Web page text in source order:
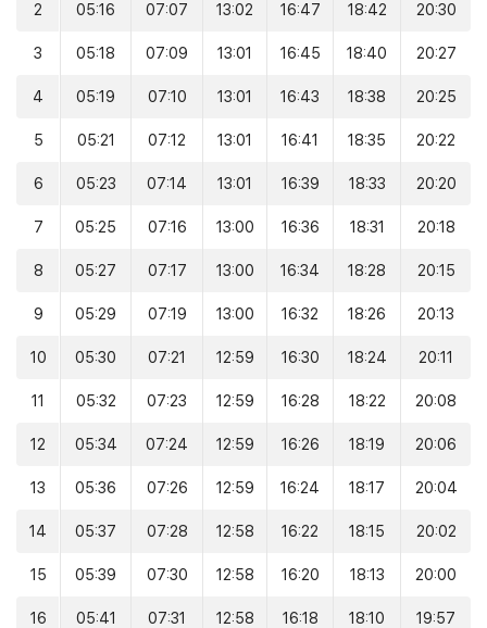
2 05:16 07:07 13:02 16:47 18:42 20:30
3 05:18 07:09 13:01 16:45 18:40 20:27
4 05:19 07:10 13:01 16:43 18:38 20:25
5 05:21 07:12 13:01 16:41 18:35 20:22
6 05:23 07:14 13:01 16:39 18:33 20:20
7 05:25 07:16 13:00 16:36 18:31 20:18
8 05:27 07:17 13:00 16:34 18:28 20:15
9 05:29 07:19 13:00 16:32 18:26 20:13
10 05:30 07:21 12:59 16:30 18:24 20:11
11 05:32 07:23 12:59 16:28 18:22 20:08
12 05:34 07:24 12:59 16:26 18:19 20:06
13 05:36 07:26 12:59 16:24 18:17 20:04
14 05:37 07:28 12:58 16:22 18:15 20:02
15 05:39 07:30 12:58 16:20 18:13 20:00
16 05:41 07:31 12:58 16:18 18:10 19:57